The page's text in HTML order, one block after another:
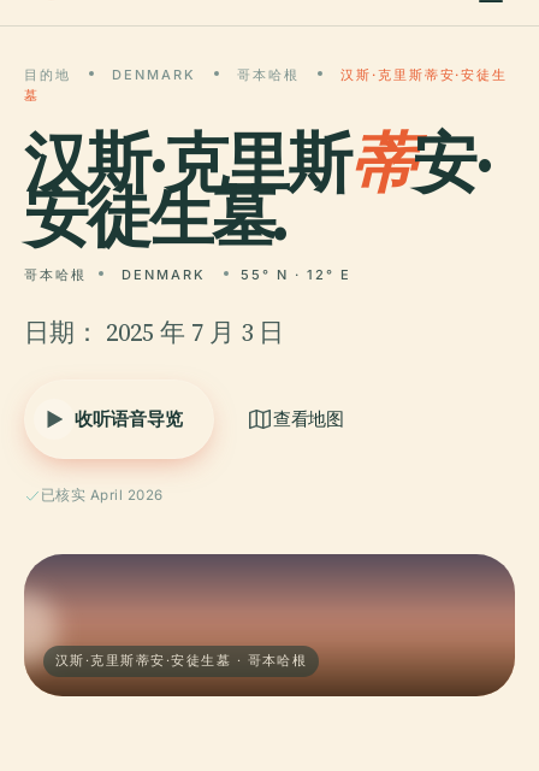
目的地 DENMARK 哥本哈根
汉斯·克里斯蒂安·安徒生
墓
汉斯·克里斯蒂安·
安徒生墓.
哥本哈根 DENMARK 55° N · 12° E
日期： 2025 年 7 月 3 日
收听语音导览 查看地图
已核实 April 2026
汉斯·克里斯蒂安·安徒生墓 · 哥本哈根